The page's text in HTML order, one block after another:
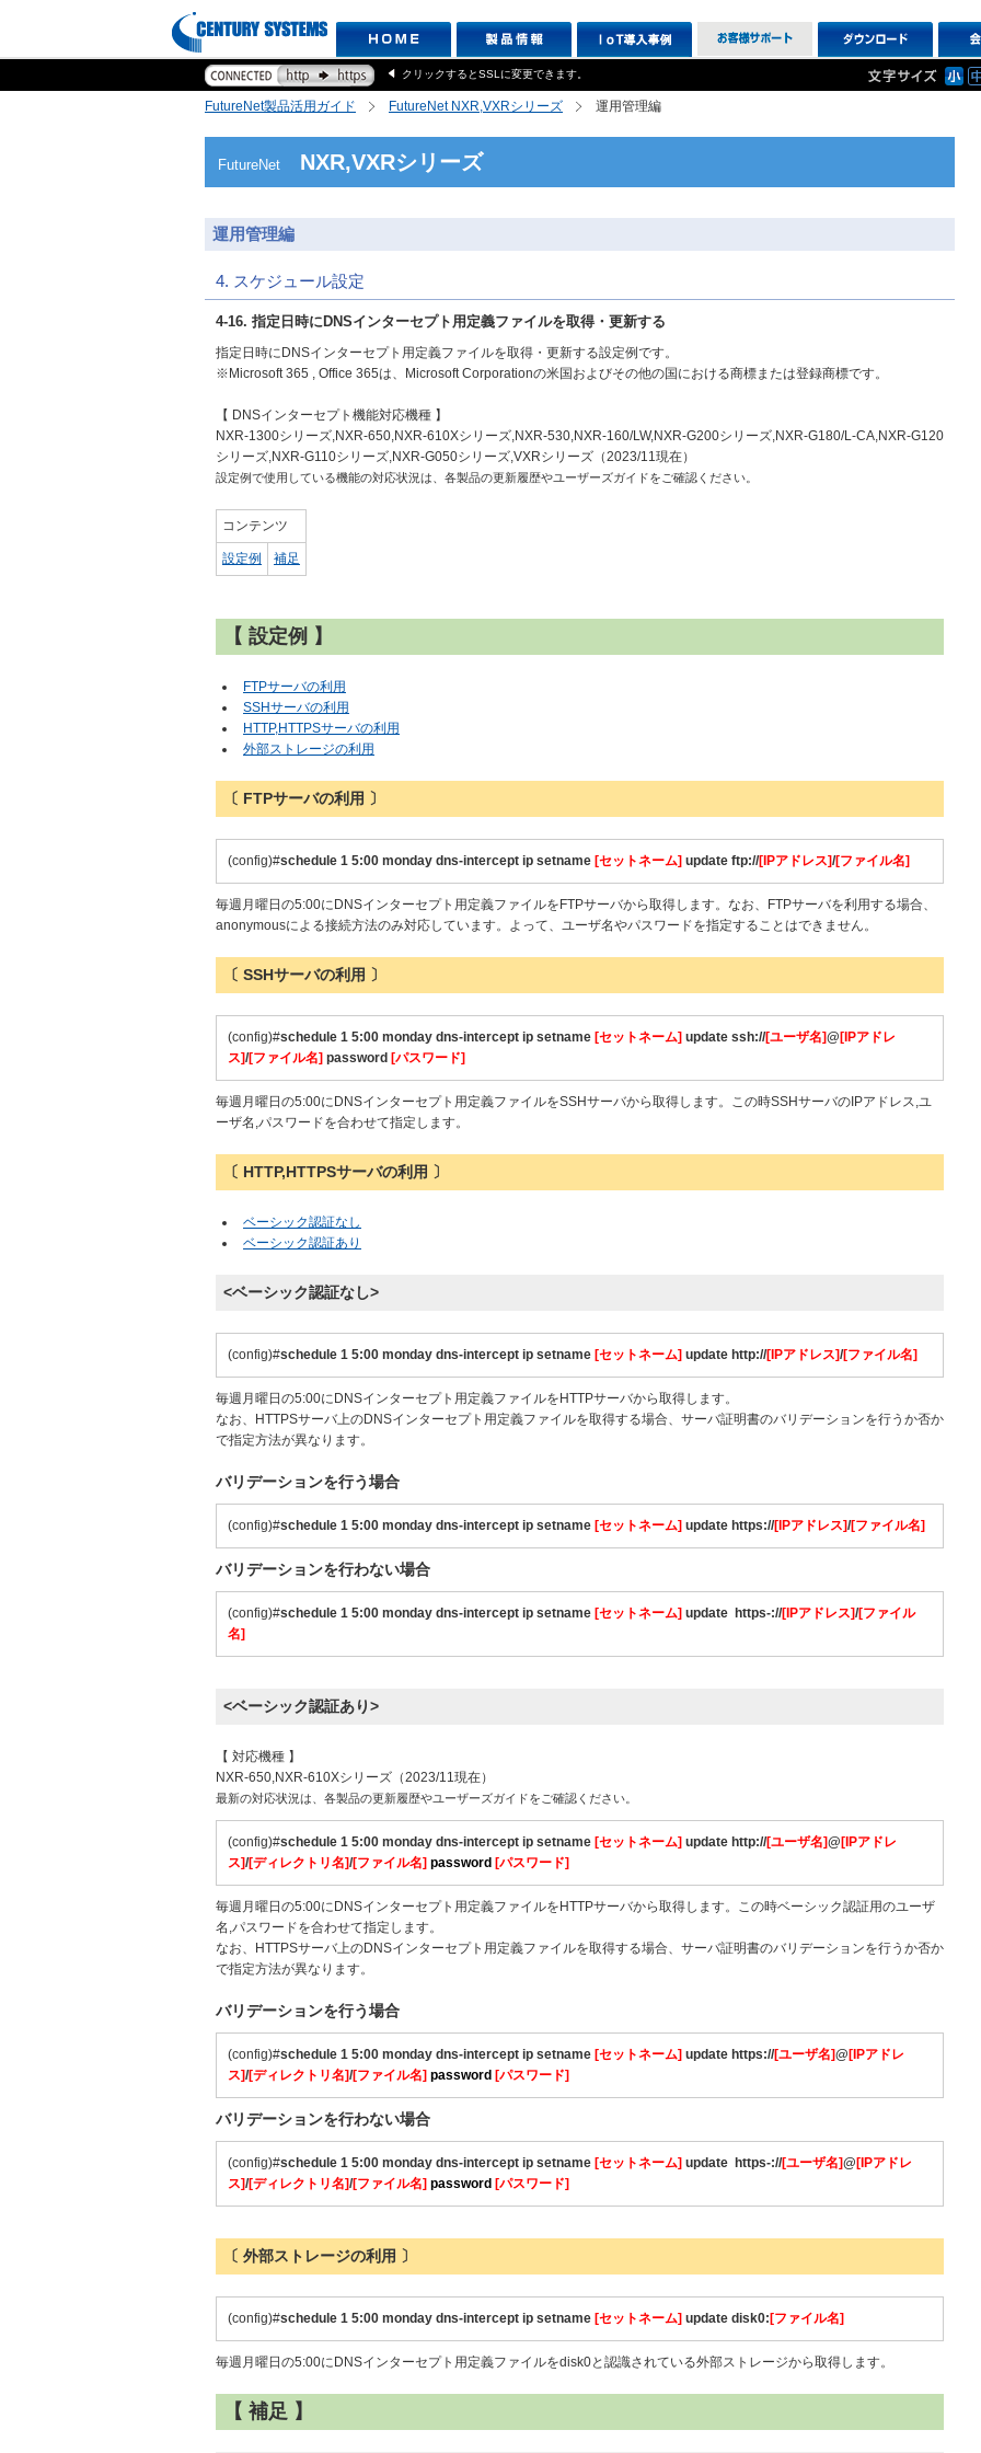
クリックするとSSLに変更できます。
FutureNet製品活用ガイド FutureNet NXR,VXRシリーズ 運用管理編
FutureNet NXR,VXRシリーズ
運用管理編
4. スケジュール設定
4-16. 指定日時にDNSインターセプト用定義ファイルを取得・更新する
指定日時にDNSインターセプト用定義ファイルを取得・更新する設定例です。
※Microsoft 365 , Office 365は、Microsoft Corporationの米国およびその他の国における商標または登録商標です。
【 DNSインターセプト機能対応機種 】
NXR-1300シリーズ,NXR-650,NXR-610Xシリーズ,NXR-530,NXR-160/LW,NXR-G200シリーズ,NXR-G180/L-CA,NXR-G120
シリーズ,NXR-G110シリーズ,NXR-G050シリーズ,VXRシリーズ（2023/11現在）
設定例で使用している機能の対応状況は、各製品の更新履歴やユーザーズガイドをご確認ください。
コンテンツ
設定例 補足
【 設定例 】
FTPサーバの利用
SSHサーバの利用
HTTP,HTTPSサーバの利用
外部ストレージの利用
〔 FTPサーバの利用 〕
(config)#schedule 1 5:00 monday dns-intercept ip setname [セットネーム] update ftp://[IPアドレス]/[ファイル名]
毎週月曜日の5:00にDNSインターセプト用定義ファイルをFTPサーバから取得します。なお、FTPサーバを利用する場合、
anonymousによる接続方法のみ対応しています。よって、ユーザ名やパスワードを指定することはできません。
〔 SSHサーバの利用 〕
(config)#schedule 1 5:00 monday dns-intercept ip setname [セットネーム] update ssh://[ユーザ名]@ [IPアドレ
ス]/[ファイル名] password [パスワード]
毎週月曜日の5:00にDNSインターセプト用定義ファイルをSSHサーバから取得します。この時SSHサーバのIPアドレス,ユ
ーザ名,パスワードを合わせて指定します。
〔 HTTP,HTTPSサーバの利用 〕
ベーシック認証なし
ベーシック認証あり
<ベーシック認証なし>
(config)#schedule 1 5:00 monday dns-intercept ip setname [セットネーム] update http://[IPアドレス]/[ファイル名]
毎週月曜日の5:00にDNSインターセプト用定義ファイルをHTTPサーバから取得します。
なお、HTTPSサーバ上のDNSインターセプト用定義ファイルを取得する場合、サーバ証明書のバリデーションを行うか否か
で指定方法が異なります。
バリデーションを行う場合
(config)#schedule 1 5:00 monday dns-intercept ip setname [セットネーム] update https://[IPアドレス]/[ファイル名]
バリデーションを行わない場合
(config)#schedule 1 5:00 monday dns-intercept ip setname [セットネーム] update https-://[IPアドレス]/[ファイル
名]
<ベーシック認証あり>
【 対応機種 】
NXR-650,NXR-610Xシリーズ（2023/11現在）
最新の対応状況は、各製品の更新履歴やユーザーズガイドをご確認ください。
(config)#schedule 1 5:00 monday dns-intercept ip setname [セットネーム] update http://[ユーザ名]@ [IPアドレ
ス]/[ディレクトリ名]/[ファイル名] password [パスワード]
毎週月曜日の5:00にDNSインターセプト用定義ファイルをHTTPサーバから取得します。この時ベーシック認証用のユーザ
名,パスワードを合わせて指定します。
なお、HTTPSサーバ上のDNSインターセプト用定義ファイルを取得する場合、サーバ証明書のバリデーションを行うか否か
で指定方法が異なります。
バリデーションを行う場合
(config)#schedule 1 5:00 monday dns-intercept ip setname [セットネーム] update https://[ユーザ名]@ [IPアドレ
ス]/[ディレクトリ名]/[ファイル名] password [パスワード]
バリデーションを行わない場合
(config)#schedule 1 5:00 monday dns-intercept ip setname [セットネーム] update https-://[ユーザ名]@ [IPアドレ
ス]/[ディレクトリ名]/[ファイル名] password [パスワード]
〔 外部ストレージの利用 〕
(config)#schedule 1 5:00 monday dns-intercept ip setname [セットネーム] update disk0: [ファイル名]
毎週月曜日の5:00にDNSインターセプト用定義ファイルをdisk0と認識されている外部ストレージから取得します。
【 補足 】